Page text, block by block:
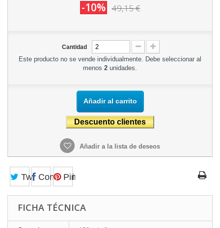
-10% 49,15 €
Cantidad
Este producto no se vende individualmente. Debe seleccionar al
menos 2 unidades.
Añadir al carrito
Añadir a la lista de deseos
TweetCompartirPinterest
FICHA TÉCNICA